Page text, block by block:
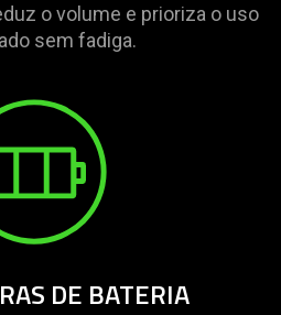
o volume e prioriza o uso
sem fadiga.
DE BATERIA